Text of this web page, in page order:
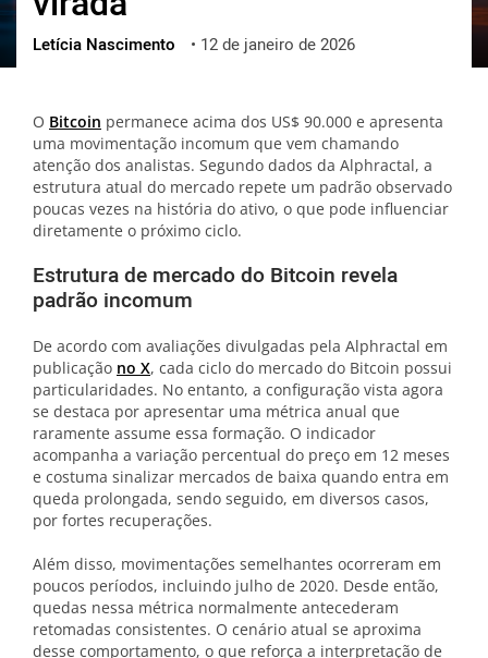
ไทย
ქართული
Letícia Nascimento • 12 de janeiro de 2026
O Bitcoin permanece acima dos US$ 90.000 e apresenta
uma movimentação incomum que vem chamando
atenção dos analistas. Segundo dados da Alphractal, a
estrutura atual do mercado repete um padrão observado
poucas vezes na história do ativo, o que pode influenciar
diretamente o próximo ciclo.
Estrutura de mercado do Bitcoin revela
padrão incomum
De acordo com avaliações divulgadas pela Alphractal em
publicação no X, cada ciclo do mercado do Bitcoin possui
particularidades. No entanto, a configuração vista agora
se destaca por apresentar uma métrica anual que
raramente assume essa formação. O indicador
acompanha a variação percentual do preço em 12 meses
e costuma sinalizar mercados de baixa quando entra em
queda prolongada, sendo seguido, em diversos casos,
por fortes recuperações.
Além disso, movimentações semelhantes ocorreram em
poucos períodos, incluindo julho de 2020. Desde então,
quedas nessa métrica normalmente antecederam
retomadas consistentes. O cenário atual se aproxima
desse comportamento, o que reforça a interpretação de